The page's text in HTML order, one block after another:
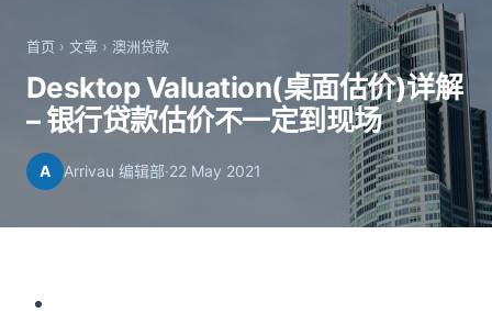
首页 › 文章 › 澳洲贷款
Desktop Valuation(桌面估价)详解
– 银行贷款估价不一定到现场
A Arrivau 编辑部·22 May 2021